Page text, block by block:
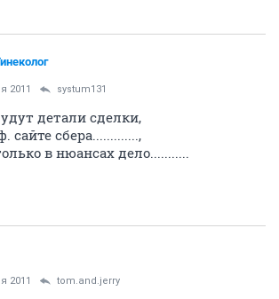
2011 systum131
детали сделки,
сайте сбера.............,
в нюансах дело...........
2011 tom.and.jerry